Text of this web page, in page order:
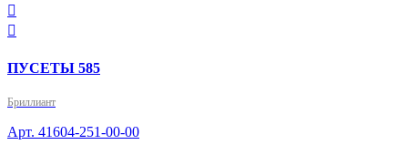


ПУСЕТЫ 585
Бриллиант
Арт. 41604-251-00-00